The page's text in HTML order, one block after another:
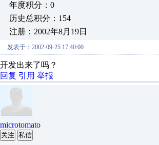
年度积分：0
历史总积分：154
注册：2002年8月19日
发表于：2002-09-25 17:40:00
开发出来了吗？
回复 引用 举报
microtomato
关注 私信